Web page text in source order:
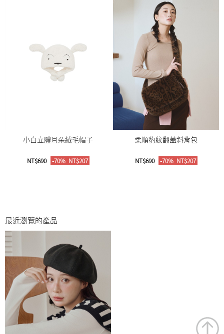
小白立體耳朵絨毛帽子
NT$690 -70% NT$207
柔順豹紋翻蓋斜背包
NT$690 -70% NT$207
最近瀏覽的產品